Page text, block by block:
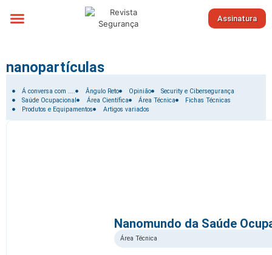
Assinatura
nanopartículas
Filtrar por:
Á conversa com .... Ângulo Reto Opinião
Security e Cibersegurança
Saúde Ocupacional
Área Científica Área Técnica
Fichas Técnicas
Produtos e Equipamentos
Artigos variados
Nanomundo da Saúde
Área Técnica